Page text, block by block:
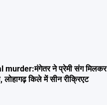
murder:मंगेतर ने प्रेमी संग मिलकर
किले में सीन रीक्रिएट